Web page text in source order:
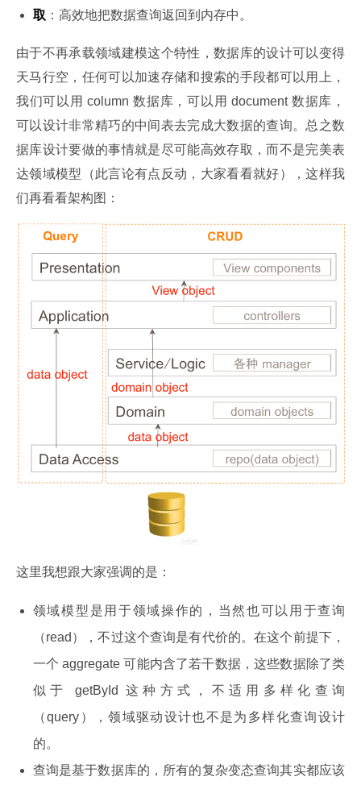
取 ：高效地把数据查询返回到内存中。
由于不再承载领域建模这个特性，数据库的设计可以变得
天马行空，任何可以加速存储和搜索的手段都可以用上，
我们可以用 column 数据库，可以用 document 数据库，
可以设计非常精巧的中间表去完成大数据的查询。总之数
据库设计要做的事情就是尽可能高效存取，而不是完美表
达领域模型（此言论有点反动，大家看看就好），这样我
们再看看架构图：
这里我想跟大家强调的是：
领域模型是用于领域操作的，当然也可以用于查询
（read），不过这个查询是有代价的。在这个前提下，
一个 aggregate 可能内含了若干数据，这些数据除了类
似于 getById 这种方式，不适用多样化查询
（query），领域驱动设计也不是为多样化查询设计
的。
查询是基于数据库的，所有的复杂变态查询其实都应该